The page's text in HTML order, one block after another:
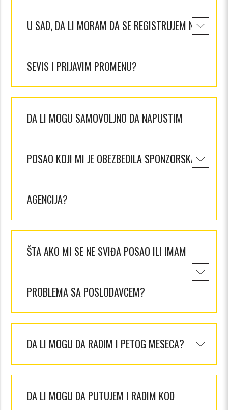
U SAD, DA LI MORAM DA SE REGISTRUJEM NA
SEVIS I PRIJAVIM PROMENU?
DA LI MOGU SAMOVOLJNO DA NAPUSTIM
POSAO KOJI MI JE OBEZBEDILA SPONZORSKA
AGENCIJA?
ŠTA AKO MI SE NE SVIĐA POSAO ILI IMAM
PROBLEMA SA POSLODAVCEM?
DA LI MOGU DA RADIM I PETOG MESECA?
DA LI MOGU DA PUTUJEM I RADIM KOD